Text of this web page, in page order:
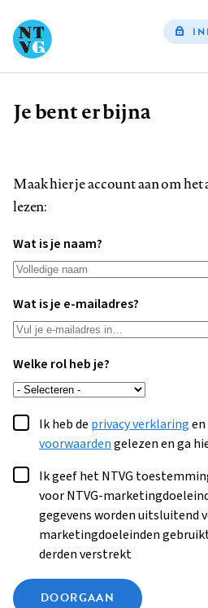
Kruimelpad
Je bent er bijna
Maak hier je account aan om
lezen:
Wat is je naam?
Wat is je e-mailadres?
Welke rol heb je?
Ik heb de privacy verklaringen
voorwaardengelezen en ga
Ik geef het NTVG
voor NTVG-
gegevens worden uitsluitend
marketingdoeleinden
derden verstrekt
DOORGAAN